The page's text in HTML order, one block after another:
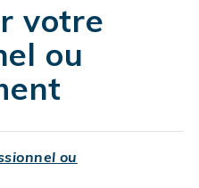
votre
ou
ou